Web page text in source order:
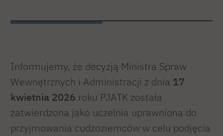
Informujemy, że decyzją Ministra Spraw
Wewnętrznych i Administracji z dnia 17
kwietnia 2026 roku PJATK została
zatwierdzona jako uczelnia uprawniona do
przyjmowania cudzoziemców w celu podjęcia